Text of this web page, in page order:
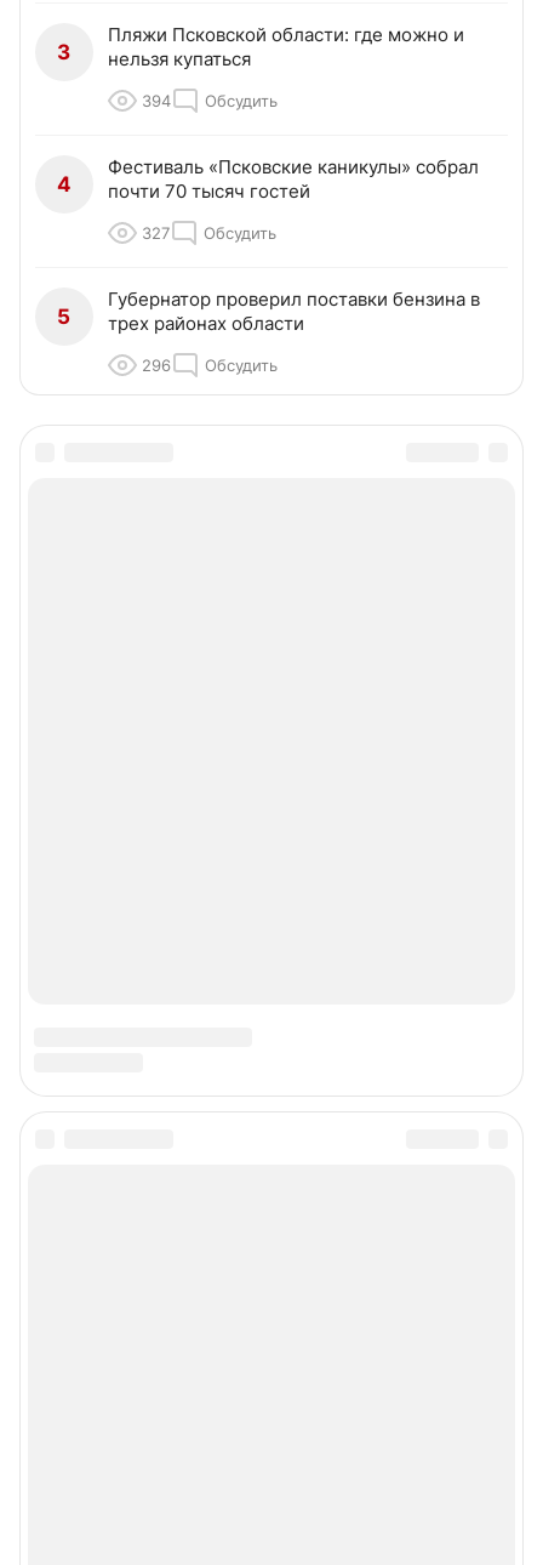
3
Пляжи Псковской области: где можно и
нельзя купаться
394 Обсудить
4
Фестиваль «Псковские каникулы» собрал
почти 70 тысяч гостей
327 Обсудить
5
Губернатор проверил поставки бензина в
трех районах области
296 Обсудить